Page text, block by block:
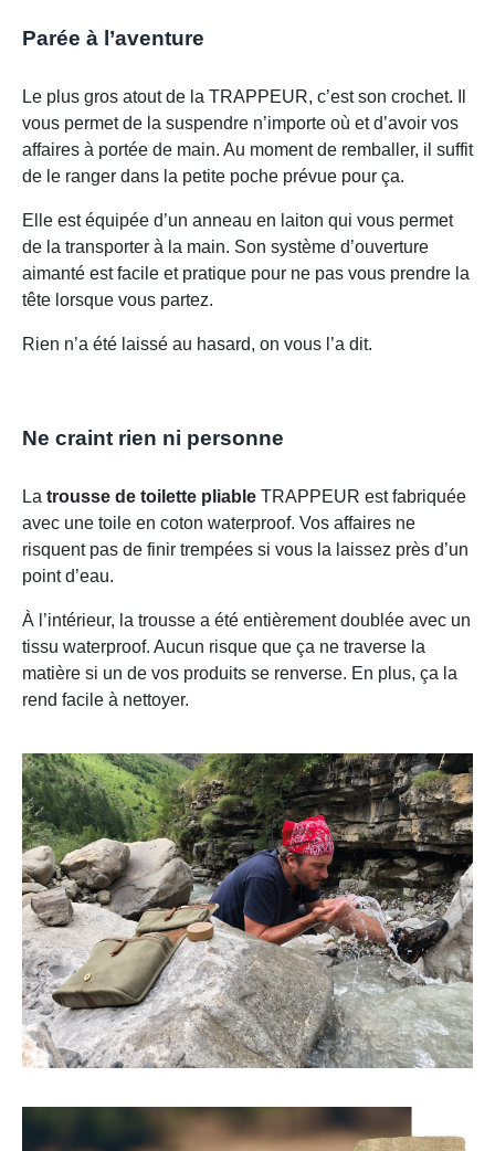
Parée à l’aventure
Le plus gros atout de la TRAPPEUR, c’est son crochet. Il
vous permet de la suspendre n’importe où et d’avoir vos
affaires à portée de main. Au moment de remballer, il suffit
de le ranger dans la petite poche prévue pour ça.
Elle est équipée d’un anneau en laiton qui vous permet
de la transporter à la main. Son système d’ouverture
aimanté est facile et pratique pour ne pas vous prendre la
tête lorsque vous partez.
Rien n’a été laissé au hasard, on vous l’a dit.
Ne craint rien ni personne
La trousse de toilette pliable TRAPPEUR est fabriquée
avec une toile en coton waterproof. Vos affaires ne
risquent pas de finir trempées si vous la laissez près d’un
point d’eau.
À l’intérieur, la trousse a été entièrement doublée avec un
tissu waterproof. Aucun risque que ça ne traverse la
matière si un de vos produits se renverse. En plus, ça la
rend facile à nettoyer.